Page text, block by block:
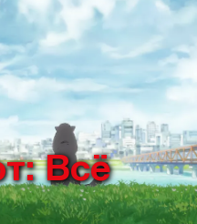
Всё